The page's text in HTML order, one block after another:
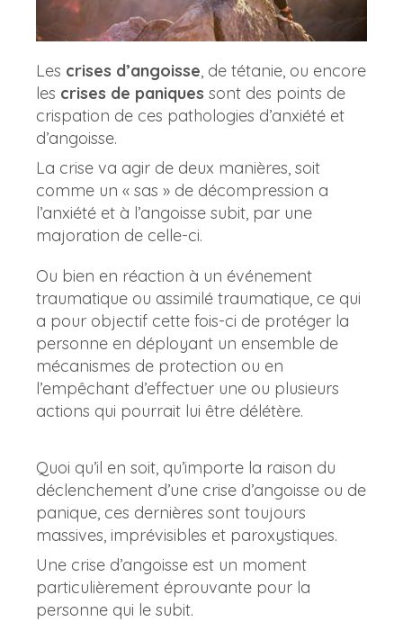
Les crises d’angoisse, de tétanie, ou encore
les crises de paniques sont des points de
crispation de ces pathologies d’anxiété et
d’angoisse.
La crise va agir de deux manières, soit
comme un « sas » de décompression a
l’anxiété et à l’angoisse subit, par une
majoration de celle-ci.
Ou bien en réaction à un événement
traumatique ou assimilé traumatique, ce qui
a pour objectif cette fois-ci de protéger la
personne en déployant un ensemble de
mécanismes de protection ou en
l’empêchant d’effectuer une ou plusieurs
actions qui pourrait lui être délétère.
Quoi qu’il en soit, qu’importe la raison du
déclenchement d’une crise d’angoisse ou de
panique, ces dernières sont toujours
massives, imprévisibles et paroxystiques.
Une crise d’angoisse est un moment
particulièrement éprouvante pour la
personne qui le subit.